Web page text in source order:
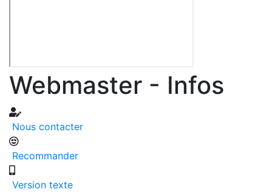
Webmaster - Infos
Nous contacter
Recommander
Version texte